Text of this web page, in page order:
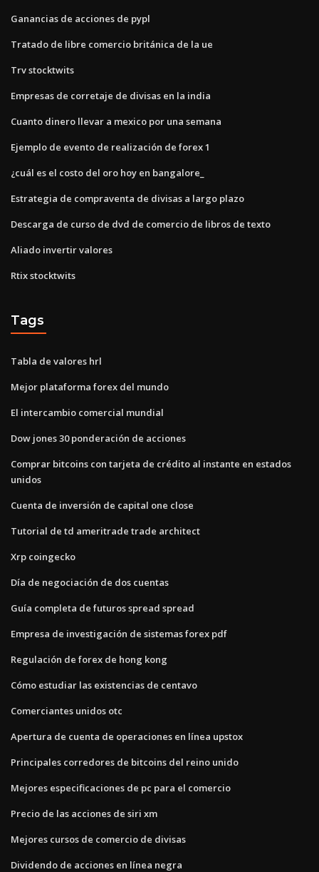
Ganancias de acciones de pypl
Tratado de libre comercio británica de la ue
Trv stocktwits
Empresas de corretaje de divisas en la india
Cuanto dinero llevar a mexico por una semana
Ejemplo de evento de realización de forex 1
¿cuál es el costo del oro hoy en bangalore_
Estrategia de compraventa de divisas a largo plazo
Descarga de curso de dvd de comercio de libros de texto
Aliado invertir valores
Rtix stocktwits
Tags
Tabla de valores hrl
Mejor plataforma forex del mundo
El intercambio comercial mundial
Dow jones 30 ponderación de acciones
Comprar bitcoins con tarjeta de crédito al instante en estados
unidos
Cuenta de inversión de capital one close
Tutorial de td ameritrade trade architect
Xrp coingecko
Día de negociación de dos cuentas
Guía completa de futuros spread spread
Empresa de investigación de sistemas forex pdf
Regulación de forex de hong kong
Cómo estudiar las existencias de centavo
Comerciantes unidos otc
Apertura de cuenta de operaciones en línea upstox
Principales corredores de bitcoins del reino unido
Mejores especificaciones de pc para el comercio
Precio de las acciones de siri xm
Mejores cursos de comercio de divisas
Dividendo de acciones en línea negra